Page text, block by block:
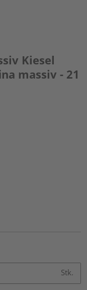
Kiesel
massiv - 21
Stk.